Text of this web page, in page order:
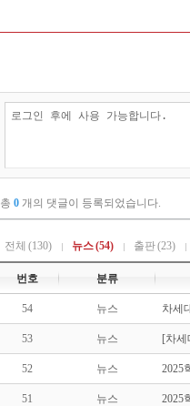
총 0 개의 댓글이 등록되었습니다.
전체 (130) 뉴스(54) 출판(23)
번호 분류
54 뉴스 차세
53 뉴스 [차
52 뉴스 2025
51 뉴스 2025